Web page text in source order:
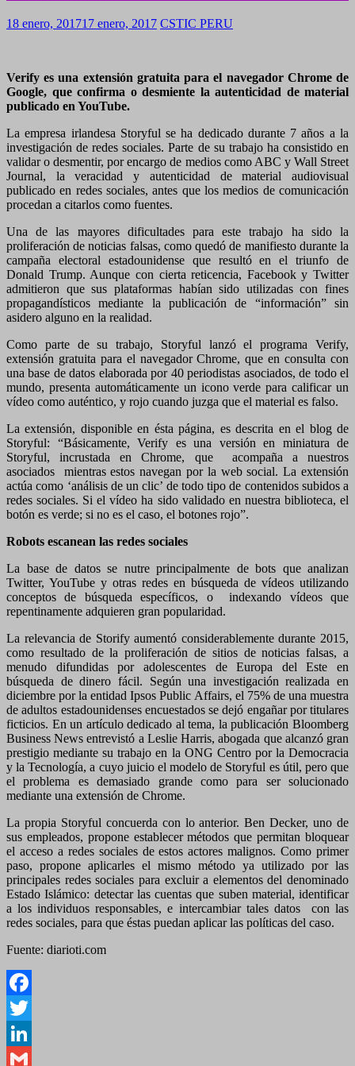
18 enero, 201717 enero, 2017 CSTIC PERU
Verify es una extensión gratuita para el navegador Chrome de
Google, que confirma o desmiente la autenticidad de material
publicado en YouTube.
La empresa irlandesa Storyful se ha dedicado durante 7 años a la
investigación de redes sociales. Parte de su trabajo ha consistido en
validar o desmentir, por encargo de medios como ABC y Wall Street
Journal, la veracidad y autenticidad de material audiovisual
publicado en redes sociales, antes que los medios de comunicación
procedan a citarlos como fuentes.
Una de las mayores dificultades para este trabajo ha sido la
proliferación de noticias falsas, como quedó de manifiesto durante la
campaña electoral estadounidense que resultó en el triunfo de
Donald Trump. Aunque con cierta reticencia, Facebook y Twitter
admitieron que sus plataformas habían sido utilizadas con fines
propagandísticos mediante la publicación de “información” sin
asidero alguno en la realidad.
Como parte de su trabajo, Storyful lanzó el programa Verify,
extensión gratuita para el navegador Chrome, que en consulta con
una base de datos elaborada por 40 periodistas asociados, de todo el
mundo, presenta automáticamente un icono verde para calificar un
vídeo como auténtico, y rojo cuando juzga que el material es falso.
La extensión, disponible en ésta página, es descrita en el blog de
Storyful: “Básicamente, Verify es una versión en miniatura de
Storyful, incrustada en Chrome, que acompaña a nuestros
asociados mientras estos navegan por la web social. La extensión
actúa como ‘análisis de un clic’ de todo tipo de contenidos subidos a
redes sociales. Si el vídeo ha sido validado en nuestra biblioteca, el
botón es verde; si no es el caso, el botones rojo”.
Robots escanean las redes sociales
La base de datos se nutre principalmente de bots que analizan
Twitter, YouTube y otras redes en búsqueda de vídeos utilizando
conceptos de búsqueda específicos, o indexando vídeos que
repentinamente adquieren gran popularidad.
La relevancia de Storify aumentó considerablemente durante 2015,
como resultado de la proliferación de sitios de noticias falsas, a
menudo difundidas por adolescentes de Europa del Este en
búsqueda de dinero fácil. Según una investigación realizada en
diciembre por la entidad Ipsos Public Affairs, el 75% de una muestra
de adultos estadounidenses encuestados se dejó engañar por titulares
ficticios. En un artículo dedicado al tema, la publicación Bloomberg
Business News entrevistó a Leslie Harris, abogada que alcanzó gran
prestigio mediante su trabajo en la ONG Centro por la Democracia
y la Tecnología, a cuyo juicio el modelo de Storyful es útil, pero que
el problema es demasiado grande como para ser solucionado
mediante una extensión de Chrome.
La propia Storyful concuerda con lo anterior. Ben Decker, uno de
sus empleados, propone establecer métodos que permitan bloquear
el acceso a redes sociales de estos actores malignos. Como primer
paso, propone aplicarles el mismo método ya utilizado por las
principales redes sociales para excluir a elementos del denominado
Estado Islámico: detectar las cuentas que suben material, identificar
a los individuos responsables, e intercambiar tales datos con las
redes sociales, para que éstas puedan aplicar las políticas del caso.
Fuente: diarioti.com
Facebook
Twitter
LinkedIn